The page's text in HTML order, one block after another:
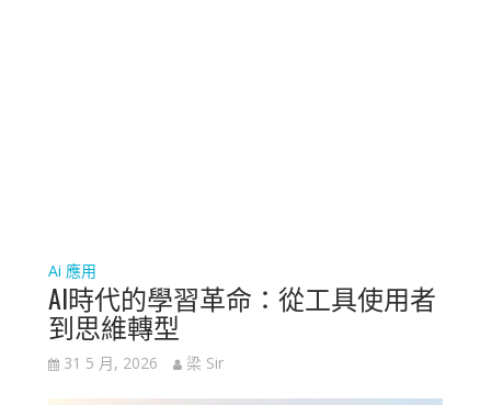
Ai 應用
AI時代的學習革命：從工具使用者
到思維轉型
31 5 月, 2026 梁 Sir